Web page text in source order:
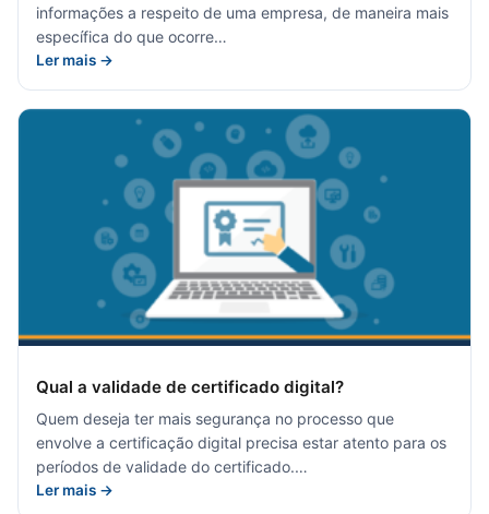
informações a respeito de uma empresa, de maneira mais
específica do que ocorre…
Ler mais →
Qual a validade de certificado digital?
Quem deseja ter mais segurança no processo que
envolve a certificação digital precisa estar atento para os
períodos de validade do certificado.…
Ler mais →